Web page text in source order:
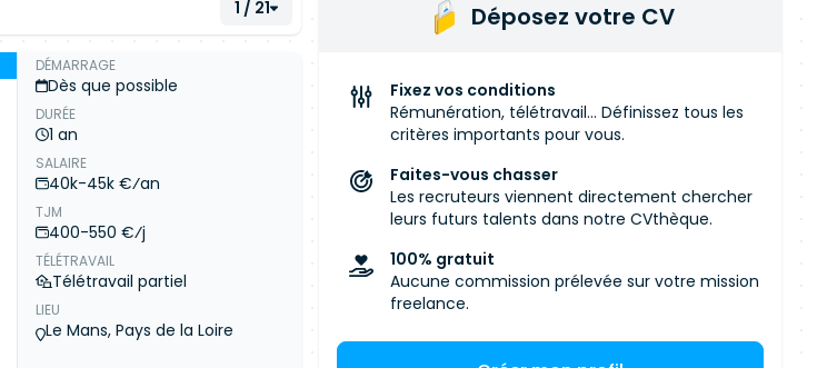
1 / 21
DÉMARRAGE
Dès que possible
DURÉE
1 an
SALAIRE
40k-45k €⁄an
TJM
400-550 €⁄j
TÉLÉTRAVAIL
Télétravail partiel
LIEU
Le Mans, Pays de la Loire
Déposez votre CV
Fixez vos conditions
Rémunération, télétravail... Définissez tous les
critères importants pour vous.
Faites-vous chasser
Les recruteurs viennent directement chercher
leurs futurs talents dans notre CVthèque.
100% gratuit
Aucune commission prélevée sur votre mission
freelance.